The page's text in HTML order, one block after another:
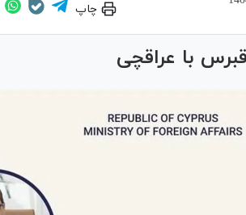
چاپ
با عراقچی